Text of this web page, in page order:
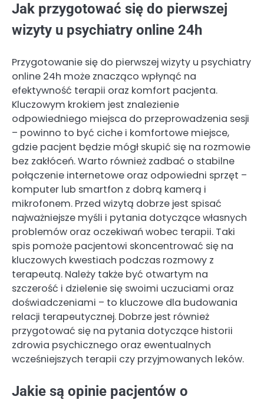
Jak przygotować się do pierwszej
wizyty u psychiatry online 24h
Przygotowanie się do pierwszej wizyty u psychiatry
online 24h może znacząco wpłynąć na
efektywność terapii oraz komfort pacjenta.
Kluczowym krokiem jest znalezienie
odpowiedniego miejsca do przeprowadzenia sesji
– powinno to być ciche i komfortowe miejsce,
gdzie pacjent będzie mógł skupić się na rozmowie
bez zakłóceń. Warto również zadbać o stabilne
połączenie internetowe oraz odpowiedni sprzęt –
komputer lub smartfon z dobrą kamerą i
mikrofonem. Przed wizytą dobrze jest spisać
najważniejsze myśli i pytania dotyczące własnych
problemów oraz oczekiwań wobec terapii. Taki
spis pomoże pacjentowi skoncentrować się na
kluczowych kwestiach podczas rozmowy z
terapeutą. Należy także być otwartym na
szczerość i dzielenie się swoimi uczuciami oraz
doświadczeniami – to kluczowe dla budowania
relacji terapeutycznej. Dobrze jest również
przygotować się na pytania dotyczące historii
zdrowia psychicznego oraz ewentualnych
wcześniejszych terapii czy przyjmowanych leków.
Jakie są opinie pacjentów o